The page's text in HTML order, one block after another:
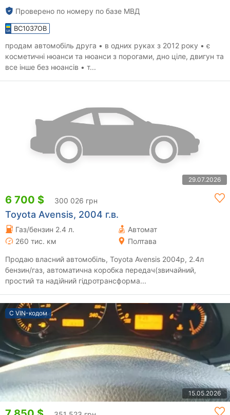
Проверено по номеру по базе МВД
BC1037OB
продам автомобіль друга • в одних руках з 2012 року • є
косметичні нюанси та нюанси з порогами, дно ціле, двигун та
все інше без нюансів • т...
29.07.2026
6 700 $ 300 026 грн
Toyota Avensis, 2004 г.в.
Газ/бензин 2.4 л.
Автомат
260 тис. км
Полтава
Продаю власний автомобіль, Toyota Avensis 2004р, 2.4л
бензин/газ, автоматична коробка передач(звичайний,
простий та надійний гідротрансформа...
С VIN-кодом
15.05.2026